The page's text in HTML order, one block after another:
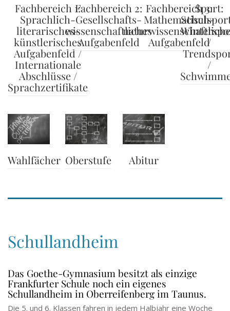
Fachbereich 1:
Sprachlich-
literarisches-
künstlerisches
Aufgabenfeld /
Internationale
Abschlüsse /
Sprachzertifikate
Fachbereich 2:
Gesellschafts-
wissenschaftliches
Aufgabenfeld
Fachbereich 3:
Mathematisch-
Aufgabenfeld
Sport:
/
/
Wahlfächer Oberstufe Abitur
Schullandheim
Das Goethe-Gymnasium besitzt als einzige
Frankfurter Schule noch ein eigenes
Schullandheim in Oberreifenberg im Taunus.
Die 5. und 6. Klassen fahren in jedem Halbjahr eine Woche